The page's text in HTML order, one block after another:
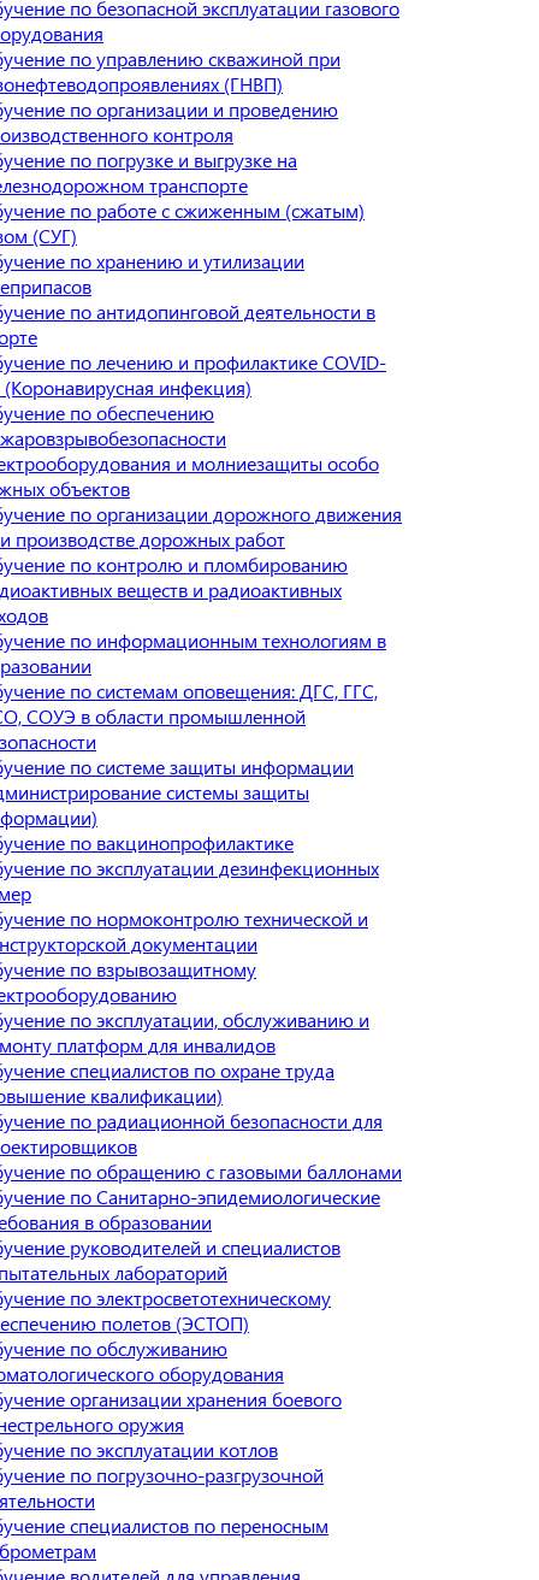
по безопасной эксплуатации газового
по управлению скважиной при
(ГНВП)
по организации и проведению
контроля
по погрузке и выгрузке на
транспорте
по работе с сжиженным (сжатым)
(СУГ)
по хранению и утилизации
по антидопинговой деятельности в
по лечению и профилактике COVID-
инфекция)
по обеспечению
и молниезащиты особо
объектов
по организации дорожного движения
производстве дорожных работ
по контролю и пломбированию
веществ и радиоактивных
по информационным технологиям в
по системам оповещения: ДГС, ГГС,
СОУЭ в области промышленной
по системе защиты информации
системы защиты
по вакцинопрофилактике
по эксплуатации дезинфекционных
по нормоконтролю технической и
документации
по взрывозащитному
по эксплуатации, обслуживанию и
платформ для инвалидов
специалистов по охране труда
квалификации)
по радиационной безопасности для
по обращению с газовыми баллонами
по Санитарно-эпидемиологические
в образовании
руководителей и специалистов
лабораторий
по электросветотехническому
полетов (ЭСТОП)
по обслуживанию
оборудования
организации хранения боевого
оружия
по эксплуатации котлов
по погрузочно-разгрузочной
специалистов по переносным